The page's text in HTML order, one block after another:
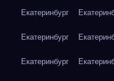
Екатеринбург
Екатеринбург
Екатеринбург